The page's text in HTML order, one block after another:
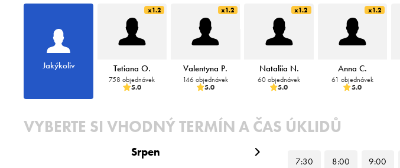
Jakýkoliv
x1.2
Tetiana O.
758 objednávek
5.0
x1.2
Valentyna P.
146 objednávek
5.0
x1.2
Nataliia N.
60 objednávek
5.0
x1.2
Anna C.
61 objednávek
5.0
VYBERTE SI VHODNÝ TERMÍN A ČAS ÚKLIDŮ
Srpen
7:30 8:00 9:00